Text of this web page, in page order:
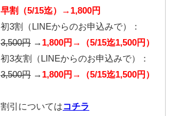
早割（5/15迄）→1,800円
初3割（LINEからのお申込みで）：
3,500円 → 1,800円→（5/15迄1,500円）
初3友割（LINEからのお申込みで）：
3,500円 → 1,800円→（5/15迄1,500円）
割引については コチラ